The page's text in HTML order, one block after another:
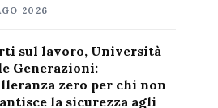
2026
sul lavoro, Università
Generazioni:
zero per chi non
la sicurezza agli